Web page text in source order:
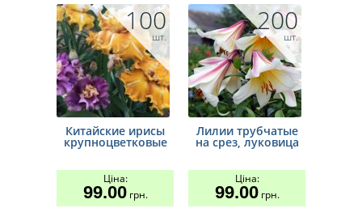
100
шт.
Китайские ирисы
крупноцветковые
Ціна:
99.00грн.
200
шт.
Лилии трубчатые
на срез, луковица
Ціна:
99.00грн.